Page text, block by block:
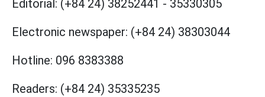
Editorial: (+84 24) 38252441 - 35330305
Electronic newspaper: (+84 24) 38303044
Hotline: 096 8383388
Readers: (+84 24) 35335235